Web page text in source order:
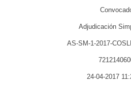
Adjudicación
AS-SM-1-2017-
24-04-2017